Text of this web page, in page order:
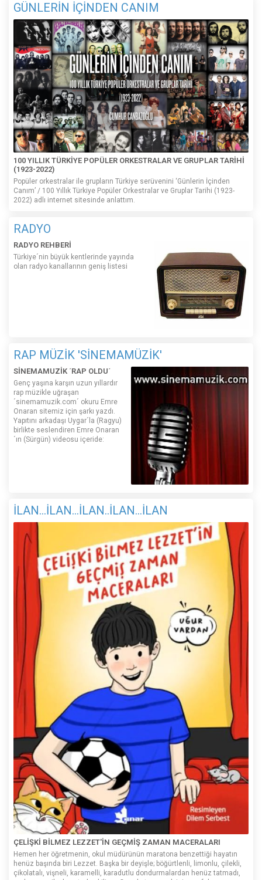
GÜNLERİN İÇİNDEN CANIM
100 YILLIK TÜRKİYE POPÜLER ORKESTRALAR VE GRUPLAR TARİHİ
(1923-2022)
Popüler orkestralar ile grupların Türkiye serüvenini ‘Günlerin İçinden
Canım’ / 100 Yıllık Türkiye Popüler Orkestralar ve Gruplar Tarihi (1923-
2022) adlı internet sitesinde anlattım.
RADYO
RADYO REHBERİ
Türkiye´nin büyük kentlerinde yayında
olan radyo kanallarının geniş listesi
RAP MÜZİK 'SİNEMAMÜZİK'
SİNEMAMUZİK ´RAP OLDU´
Genç yaşına karşın uzun yıllardır
rap müzikle uğraşan
´sinemamuzik.com´ okuru Emre
Onaran sitemiz için şarkı yazdı.
Yapıtını arkadaşı Uygar´la (Ragyu)
birlikte seslendiren Emre Onaran
´ın (Sürgün) videosu içeride:
İLAN...İLAN...İLAN..İLAN...İLAN
ÇELİŞKİ BİLMEZ LEZZET'İN GEÇMİŞ ZAMAN MACERALARI
Hemen her öğretmenin, okul müdürünün maratona benzettiği hayatın
henüz başında biri Lezzet. Başka bir deyişle; böğürtlenli, limonlu, çilekli,
çikolatalı, vişneli, karamelli, karadutlu dondurmalardan henüz tatmadı,